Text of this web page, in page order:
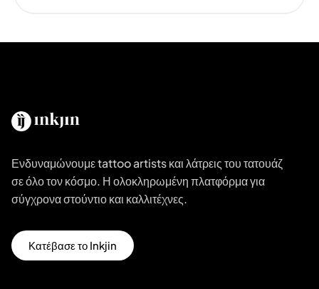
Ενδυναμώνουμε tattoo artists και λάτρεις του τατουάζ
σε όλο τον κόσμο. Η ολοκληρωμένη πλατφόρμα για
σύγχρονα στούντιο και καλλιτέχνες.
Κατέβασε το Inkjin